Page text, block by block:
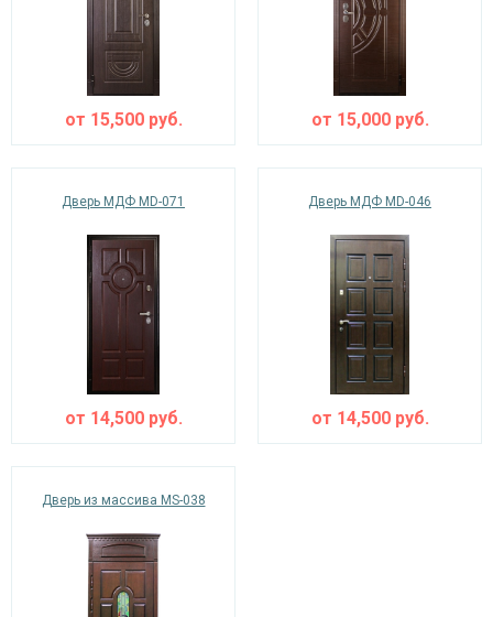
от 15,500руб. от 15,000руб.
Дверь МДФ MD-071
от 14,500руб.
Дверь МДФ MD-046
от 14,500руб.
Дверь из массива MS-038